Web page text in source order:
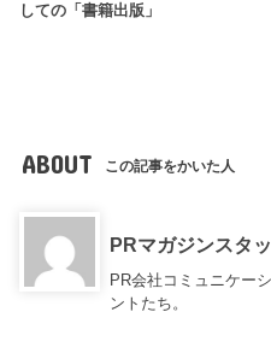
しての「書籍出版」
ABOUT この記事をかいた人
PRマガジンスタ
PR会社コミュニケー
ントたち。